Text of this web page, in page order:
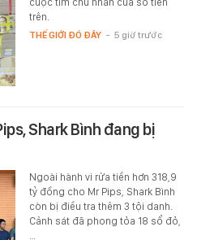
trên.
THẾ GIỚI ĐÓ ĐÂY - 5 giờ trước
Shark Bình đang bị
Ngoài hành vi rửa tiền hơn 318,9
tỷ đồng cho Mr Pips, Shark Bình
còn bị điều tra thêm 3 tội danh.
Cảnh sát đã phong tỏa 18 sổ đỏ,